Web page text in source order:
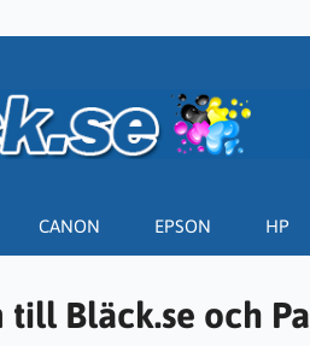
CANON EPSON HP
till Bläck.se och